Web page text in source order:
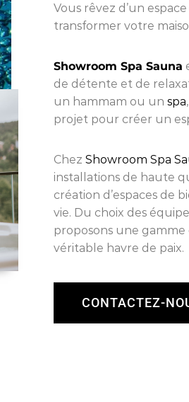
Vous rêvez d’un
transformer votre
Showroom Spa Sauna
de détente et de
un hammam ou un spa
projet pour créer un
Chez Showroom Spa
installations de haute
création d’espaces de
vie. Du choix des
proposons une
véritable havre de paix.
CONTACTEZ-